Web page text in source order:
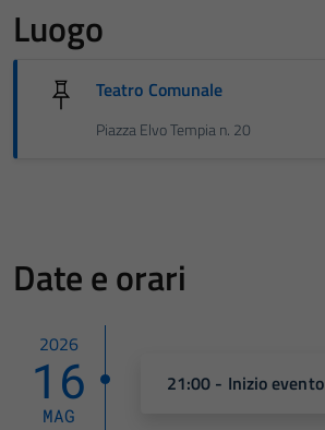
Luogo
Teatro Comunale
Piazza Elvo Tempia n. 20
Date e orari
2026
16
MAG
21:00 - Inizio evento